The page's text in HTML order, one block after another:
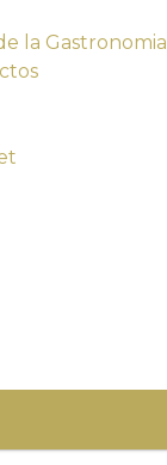
la Gastronomia